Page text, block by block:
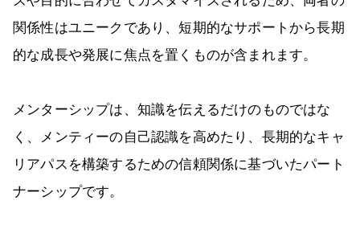
関係性はユニークであり、短期的なサポートから長期
的な成長や発展に焦点を置くものが含まれます。
メンターシップは、知識を伝えるだけのものではな
く、メンティーの自己認識を高めたり、長期的なキャ
リアパスを構築するための信頼関係に基づいたパート
ナーシップです。